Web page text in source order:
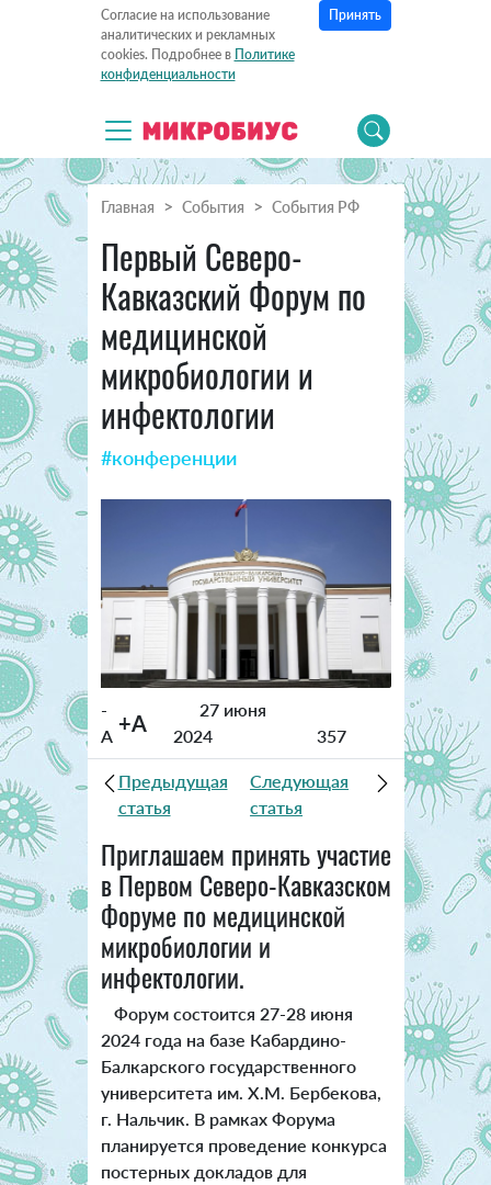
Согласие на использование
аналитических и рекламных
cookies. Подробнее в Политике
конфиденциальности
Принять
Главная События События РФ
Первый Северо-
Кавказский Форум по
медицинской
микробиологии и
инфектологии
#конференции
-
A +A
27 июня
2024
357
Предыдущая
статья
Следующая
статья
Приглашаем принять участие
в Первом Северо-Кавказском
Форуме по медицинской
микробиологии и
инфектологии.
Форум состоится 27-28 июня
2024 года на базе Кабардино-
Балкарского государственного
университета им. Х.М. Бербекова,
г. Нальчик. В рамках Форума
планируется проведение конкурса
постерных докладов для